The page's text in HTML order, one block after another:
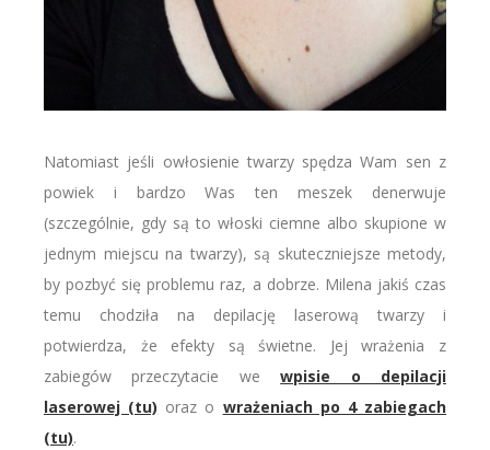
Natomiast jeśli owłosienie twarzy spędza Wam sen z
powiek i bardzo Was ten meszek denerwuje
(szczególnie, gdy są to włoski ciemne albo skupione w
jednym miejscu na twarzy), są skuteczniejsze metody,
by pozbyć się problemu raz, a dobrze. Milena jakiś czas
temu chodziła na depilację laserową twarzy i
potwierdza, że efekty są świetne. Jej wrażenia z
zabiegów przeczytacie wewpisie o depilacji
laserowej (tu) oraz o wrażeniach po 4 zabiegach
(tu).